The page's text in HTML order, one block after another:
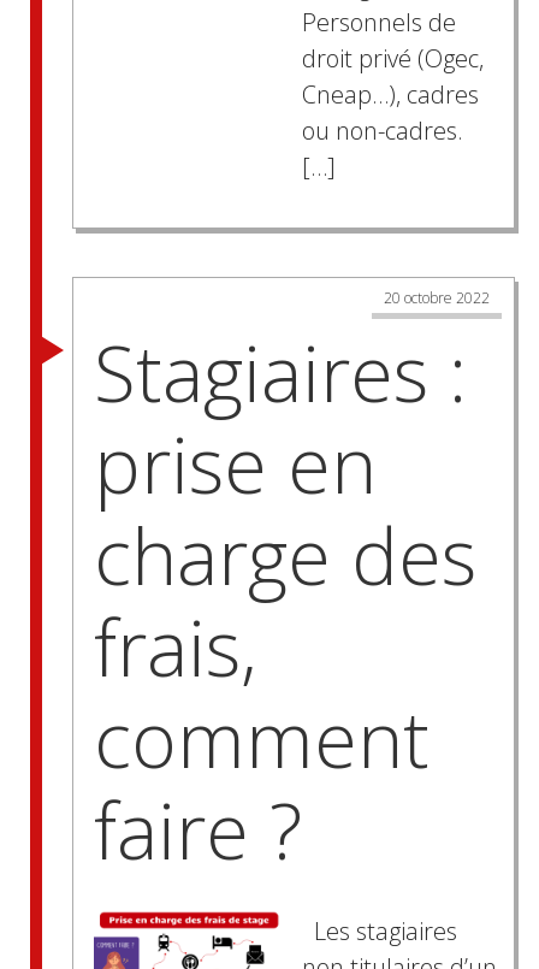
Personnels de
droit privé (Ogec,
Cneap…), cadres
ou non-cadres.
[…]
20 octobre 2022
Stagiaires :
prise en
charge des
frais,
comment
faire ?
Les stagiaires